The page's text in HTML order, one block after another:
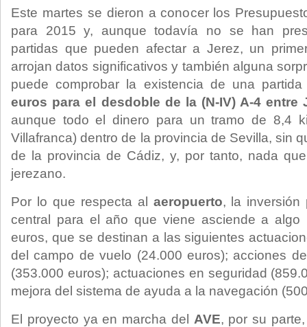
Este martes se dieron a conocer los
para 2015 y, aunque todavía no se han
partidas que pueden afectar a Jerez, un
arrojan datos significativos y también alguna
puede comprobar la existencia de una
euros para el desdoble de la (N-IV) A-4 entre
aunque todo el dinero para un tramo de 8,4
Villafranca) dentro de la provincia de Sevilla, sin
de la provincia de Cádiz, y, por tanto, nada
jerezano.
Por lo que respecta al aeropuerto, la inversión
central para el año que viene asciende a
euros, que se destinan a las siguientes
del campo de vuelo (24.000 euros); acciones
(353.000 euros); actuaciones en seguridad
mejora del sistema de ayuda a la navegación
El proyecto ya en marcha del AVE, por su